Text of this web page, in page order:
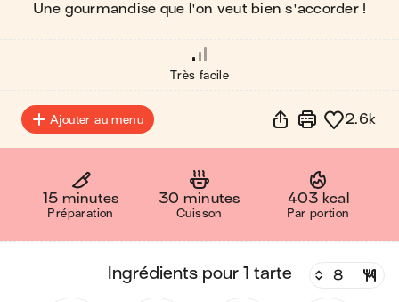
Une gourmandise que l'on veut bien s'accorder !
Très facile
Ajouter au menu 2.6k
15 minutes
Préparation
30 minutes
Cuisson
403 kcal
Par portion
ingrédients pour 1 tarte